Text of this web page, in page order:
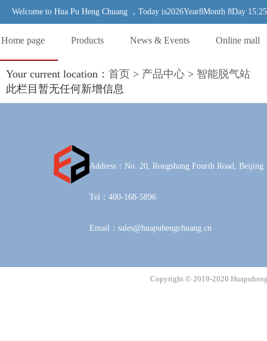
Welcome to Hua Pu Heng Chuang ，Today is2026Year8Month 8Day
Home page Products News & Events Online mall
Your current location： 首页 > 产品中心 > 智能脱气站
此栏目暂无任何新增信息
Address：No. 20, Rongshang Fourth Road, Beijing
Tel：400-168-5896
Email：sales@huapuhengchuang.cn
Copyright © 2019-2020